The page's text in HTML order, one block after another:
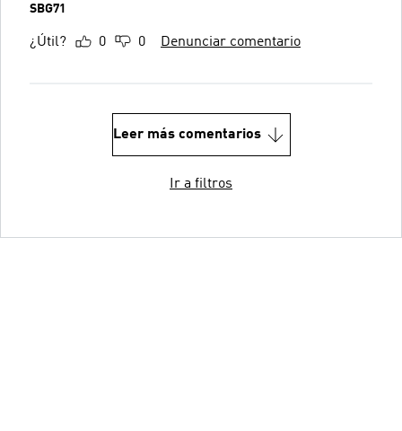
SBG71
¿Útil? 0 0 Denunciar comentario
Leer más comentarios
Ir a filtros